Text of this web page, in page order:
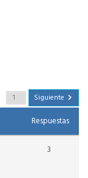
Siguiente
Respuestas
3